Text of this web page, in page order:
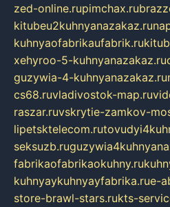
zed-online.rupimchax.ru
kitubeu2kuhnyanazakaz.ru
kuhnyaofabrikaufabrik.ru
xehyroo-5-kuhnyanazakaz.ru
guzywia-4-kuhnyanazakaz.ru
cs68.ruvladivostok-map.ru
raszar.ruvskrytie-zamkov-
lipetsktelecom.ru
seksuzb.ru
fabrikaofabrikaokuhny.ru
kuhnyaykuhnyayfabrika.rue-
store-brawl-stars.rukts-